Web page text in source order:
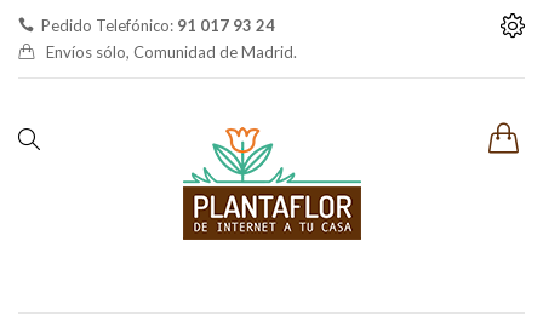
Pedido Telefónico: 91 017 93 24
Envíos sólo, Comunidad de Madrid.